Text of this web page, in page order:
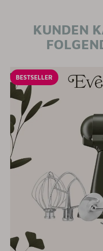
KUNDEN
BESTSELLER